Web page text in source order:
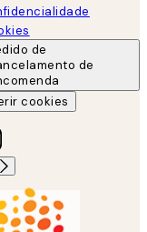
de
de
cookies